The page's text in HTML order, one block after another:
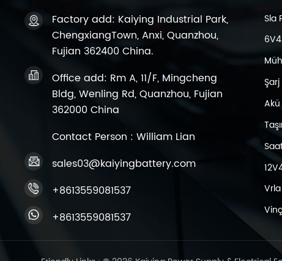
Factory add: Kaiying Industrial Park,
ChengxiangTown, Anxi, Quanzhou,
Fujian 362400 China.
Office add: Rm A, 11/F, Mingcheng
Bldg, Wenling Rd, Quanzhou, Fujian
362000 China
Contact Person : William Lian
sales03@kaiyingbattery.com
+8613559081537
+8613559081537
Sla